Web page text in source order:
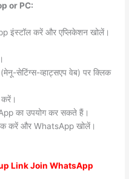
or PC:
इंस्टॉल करें और एप्लिकेशन खोलें।
सेटिंग्स-व्हाट्सएप वेब) पर क्लिक
का उपयोग कर सकते हैं।
करें और WhatsApp खोलें।
Link Join WhatsApp